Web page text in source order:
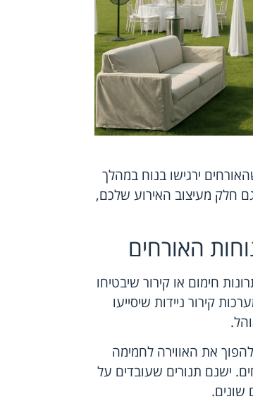
ירגישו בנוח במהלך
חלק מעיצוב האירוע שלכם,
האורחים
חימום או קירור שיבטיחו
קירור ניידות שיסייעו
להפוך את האווירה לחמימה
ישנם תנורים שעובדים על